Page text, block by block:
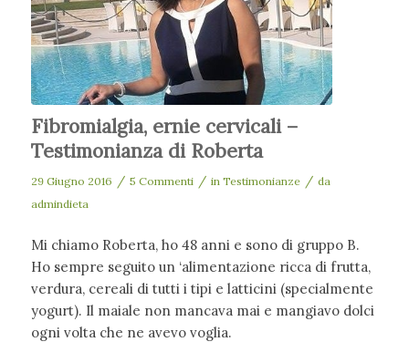
Fibromialgia, ernie cervicali –
Testimonianza di Roberta
29 Giugno 2016 / 5 Commenti / in Testimonianze / da
admindieta
Mi chiamo Roberta, ho 48 anni e sono di gruppo B.
Ho sempre seguito un ‘alimentazione ricca di frutta,
verdura, cereali di tutti i tipi e latticini (specialmente
yogurt). Il maiale non mancava mai e mangiavo dolci
ogni volta che ne avevo voglia.